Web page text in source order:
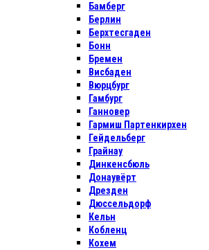
Бамберг
Берлин
Берхтесгаден
Бонн
Бремен
Висбаден
Вюрцбург
Гамбург
Ганновер
Гармиш Партенкирхен
Гейдельберг
Грайнау
Динкенсбюль
Донаувёрт
Дрезден
Дюссельдорф
Кельн
Кобленц
Кохем